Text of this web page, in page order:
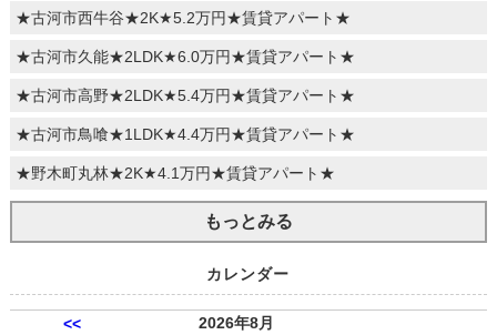
★古河市西牛谷★2K★5.2万円★賃貸アパート★
★古河市久能★2LDK★6.0万円★賃貸アパート★
★古河市高野★2LDK★5.4万円★賃貸アパート★
★古河市鳥喰★1LDK★4.4万円★賃貸アパート★
★野木町丸林★2K★4.1万円★賃貸アパート★
もっとみる
カレンダー
<<
2026年8月